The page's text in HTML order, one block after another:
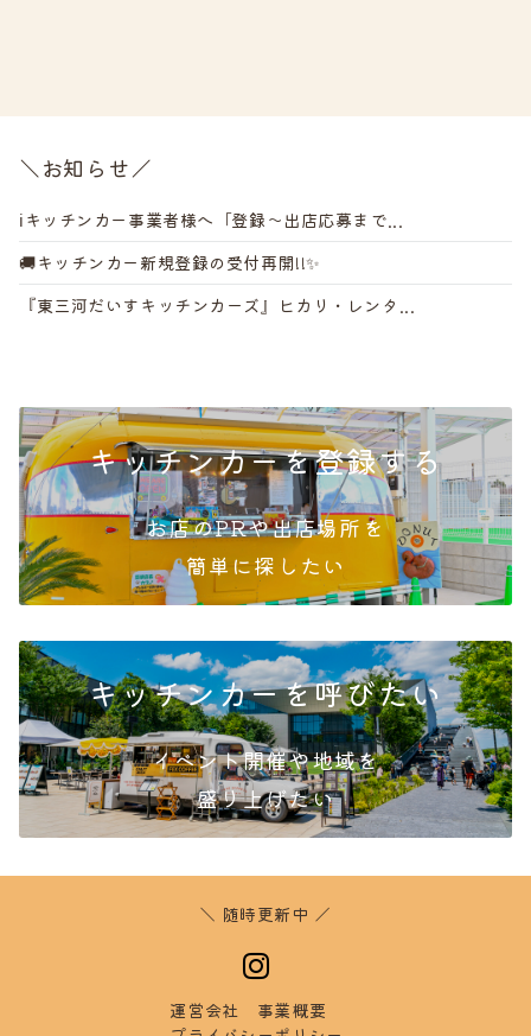
＼お知らせ／
ℹ️キッチンカー事業者様へ「登録～出店応募まで...
🚚キッチンカー新規登録の受付再開!!✨
『東三河だいすキッチンカーズ』ヒカリ・レンタ...
キッチンカーを登録する
お店のPRや出店場所を
簡単 に探したい
キッチンカーを呼びたい
イベント開催や地域を
盛り上げたい
＼ 随時更新中 ／
運営会社
事業概要